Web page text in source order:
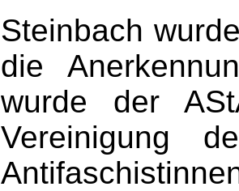
Steinbach
die
wurde der
Vereinigung